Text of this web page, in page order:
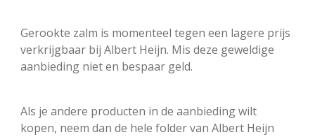
Gerookte zalm is momenteel tegen een lagere prijs
verkrijgbaar bij Albert Heijn. Mis deze geweldige
aanbieding niet en bespaar geld.
Als je andere producten in de aanbieding wilt
kopen, neem dan de hele folder van Albert Heijn